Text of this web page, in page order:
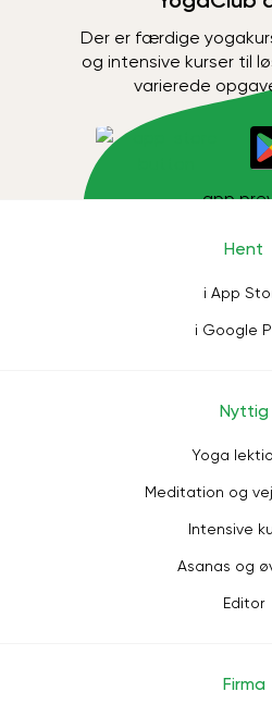
Der er færdige
og intensive kurser til
varierede
Hent
i App
i Google
Nyttig
Yoga
Meditation og
Intensive
Asanas og
Editor
Firma